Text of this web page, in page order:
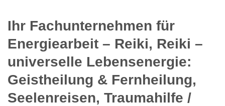
Ihr Fachunternehmen für
Energiearbeit – Reiki, Reiki –
universelle Lebensenergie:
Geistheilung & Fernheilung,
Seelenreisen, Traumahilfe /